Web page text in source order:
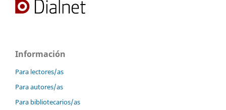
Información
Para lectores/as
Para autores/as
Para bibliotecarios/as